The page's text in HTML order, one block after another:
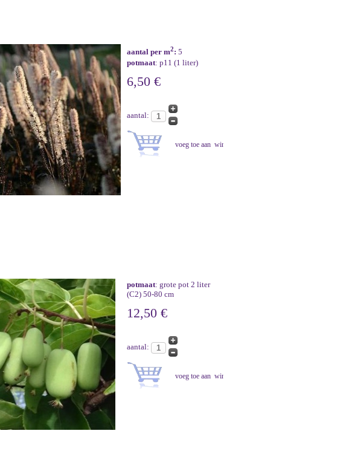
aantal per m2: 5
potmaat: p11 (1 liter)
6,50 €
aantal:
potmaat: grote pot 2 liter
(C2) 50-80 cm
12,50 €
aantal: